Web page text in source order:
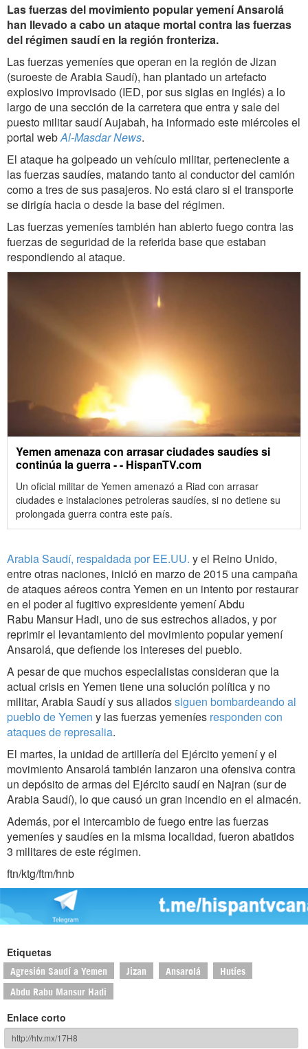
Las fuerzas del movimiento popular yemení Ansarolá
han llevado a cabo un ataque mortal contra las fuerzas
del régimen saudí en la región fronteriza.
Las fuerzas yemeníes que operan en la región de Jizan
(suroeste de Arabia Saudí), han plantado un artefacto
explosivo improvisado (IED, por sus siglas en inglés) a lo
largo de una sección de la carretera que entra y sale del
puesto militar saudí Aujabah, ha informado este miércoles el
portal webAl-Masdar News.
El ataque ha golpeado un vehículo militar, perteneciente a
las fuerzas saudíes, matando tanto al conductor del camión
como a tres de sus pasajeros. No está claro si el transporte
se dirigía hacia o desde la base del régimen.
Las fuerzas yemeníes también han abierto fuego contra las
fuerzas de seguridad de la referida base que estaban
respondiendo al ataque.
Yemen amenaza con arrasar ciudades saudíes si
continúa la guerra - - HispanTV.com
Un oficial militar de Yemen amenazó a Riad con arrasar
ciudades e instalaciones petroleras saudíes, si no detiene su
prolongada guerra contra este país.
Arabia Saudí, respaldada por EE.UU. y el Reino Unido,
entre otras naciones, inició en marzo de 2015 una campaña
de ataques aéreos contra Yemen en un intento por restaurar
en el poder al fugitivo expresidente yemení Abdu
Rabu Mansur Hadi, uno de sus estrechos aliados, y por
reprimir el levantamiento del movimiento popular yemení
Ansarolá, que defiende los intereses del pueblo.
A pesar de que muchos especialistas consideran que la
actual crisis en Yemen tiene una solución política y no
militar, Arabia Saudí y sus aliadossiguen bombardeando al
pueblo de Yemen y las fuerzas yemeníes responden con
ataques de represalia.
El martes, la unidad de artillería del Ejército yemení y el
movimiento Ansarolá también lanzaron una ofensiva contra
un depósito de armas del Ejército saudí en Najran (sur de
Arabia Saudí), lo que causó un gran incendio en el almacén.
Además, por el intercambio de fuego entre las fuerzas
yemeníes y saudíes en la misma localidad, fueron abatidos
3 militares de este régimen.
ftn/ktg/ftm/hnb
Etiquetas
Agresión Saudí a Yemen Jizan Ansarolá Hutíes
Abdu Rabu Mansur Hadi
Enlace corto